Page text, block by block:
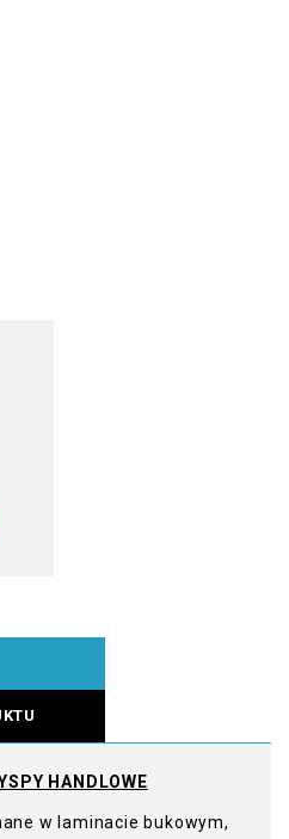
HANDLOWE
w laminacie bukowym,